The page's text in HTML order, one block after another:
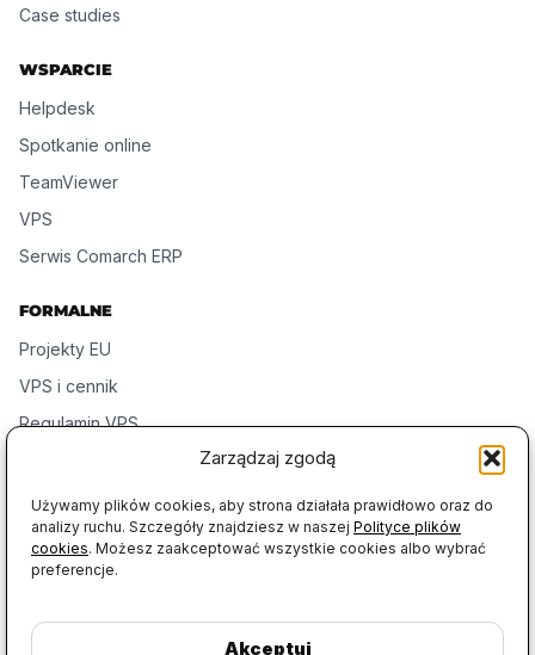
Zarządzaj zgodą
Używamy plików cookies, aby strona działała prawidłowo oraz do
analizy ruchu. Szczegóły znajdziesz w naszej Polityce plików
cookies. Możesz zaakceptować wszystkie cookies albo wybrać
preferencje.
Akceptuj
Case studies
WSPARCIE
Helpdesk
Spotkanie online
TeamViewer
VPS
Serwis Comarch ERP
FORMALNE
Projekty EU
VPS i cennik
Regulamin VPS
RODO serwis
Polityka cookies
Prywatność
FIRMA